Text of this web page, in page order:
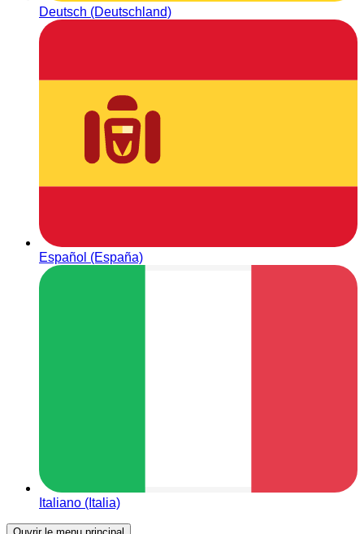
Deutsch (Deutschland)
Español (España)
Italiano (Italia)